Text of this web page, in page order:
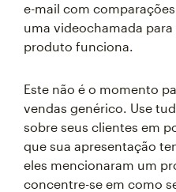
e-mail com
uma videochamada
produto funciona.
Este não é o momento
vendas genérico. Use
sobre seus clientes em
que sua apresentação
eles mencionaram um
concentre-se em como